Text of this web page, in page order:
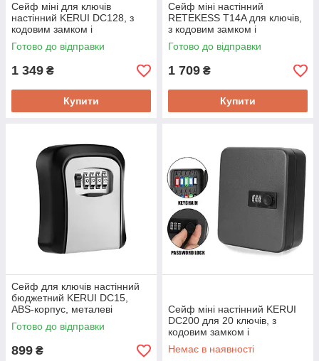
Сейф міні для ключів
настінний KERUI DС128, з
кодовим замком і
антивандальним металевим
корпусом
Готово до відправки
1 349 ₴
Купити
Сейф міні настінний
RETEKESS T14A для ключів,
з кодовим замком і
антивандальним металевим
корпусом
Готово до відправки
1 709 ₴
Купити
Сейф для ключів настінний
бюджетний KERUI DС15,
ABS-корпус, металеві
дверцята з кодовим
барабанним замком
Готово до відправки
899 ₴
Сейф міні настінний KERUI
DС200 для 20 ключів, з
кодовим замком і
антивандальним металевим
корпусом
Немає в наявності